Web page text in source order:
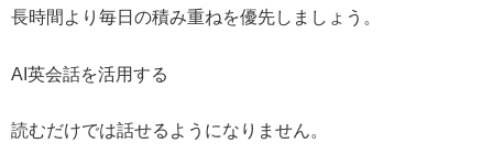
長時間より毎日の積み重ねを優先しましょう。
AI英会話を活用する
読むだけでは話せるようになりません。